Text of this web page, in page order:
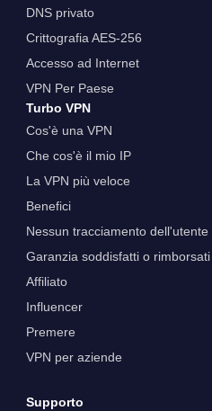
DNS privato
Crittografia AES-256
Accesso ad Internet
VPN Per Paese
Turbo VPN
Cos'è una VPN
Che cos'è il mio IP
La VPN più veloce
Benefici
Nessun tracciamento dell'utente
Garanzia soddisfatti o rimborsati
Affiliato
Influencer
Premere
VPN per aziende
Supporto